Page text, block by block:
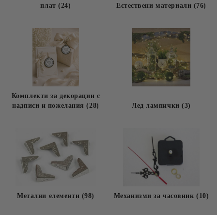
плат (24)
Естествени материали (76)
Комплекти за декорации с
надписи и пожелания (28)
Лед лампички (3)
Метални елементи (98) Механизми за часовник (10)